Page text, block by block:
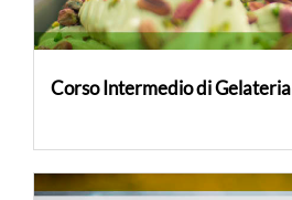
Corso Intermedio di Gelateria